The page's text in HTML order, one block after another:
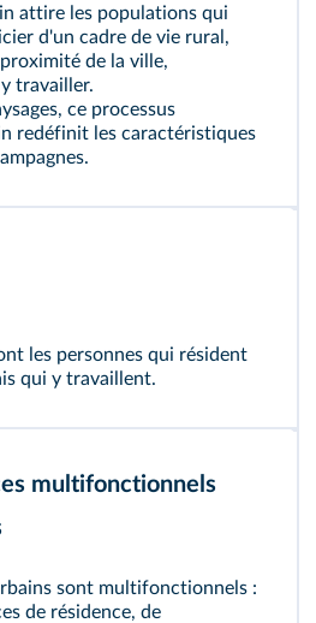
attire les populations qui
d'un cadre de vie rural,
de la ville,
travailler.
ce processus
redéfinit les caractéristiques
les personnes qui résident
qui y travaillent.
multifonctionnels
sont multifonctionnels :
de résidence, de